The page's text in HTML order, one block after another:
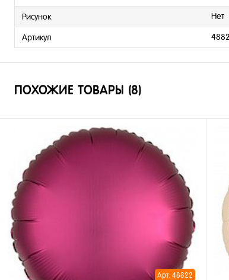
Рисунок Нет
Артикул
ПОХОЖИЕ ТОВАРЫ (8)
Арт: 48822